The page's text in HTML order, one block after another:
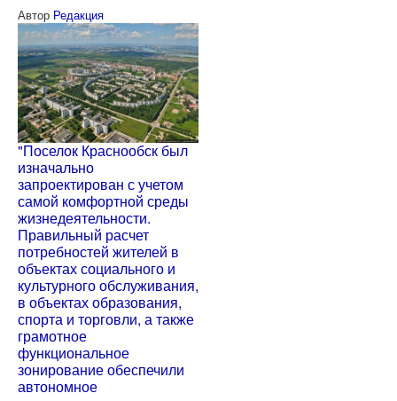
Автор Редакция
"Поселок Краснообск был
изначально
запроектирован с учетом
самой комфортной среды
жизнедеятельности.
Правильный расчет
потребностей жителей в
объектах социального и
культурного обслуживания,
в объектах образования,
спорта и торговли, а также
грамотное
функциональное
зонирование обеспечили
автономное